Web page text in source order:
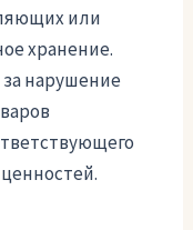
или
хранение.
нарушение